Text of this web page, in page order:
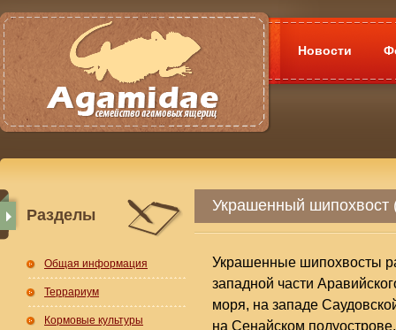
Новости
Разделы
Общая информация
Террариум
Кормовые культуры
Украшенный шипохвост
Украшенные шипохвосты
западной части
моря, на западе
на Сенайском